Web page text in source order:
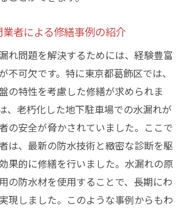
者による修繕事例の紹介
れ問題を解決するためには、経験豊富
不可欠です。特に東京都葛飾区では、
の特性を考慮した修繕が求められま
、老朽化した地下駐車場での水漏れが
の安全が脅かされていました。ここで
は、最新の防水技術と緻密な診断を駆
果的に修繕を行いました。水漏れの原
の防水材を使用することで、長期にわ
現しました。このような事例からもわ